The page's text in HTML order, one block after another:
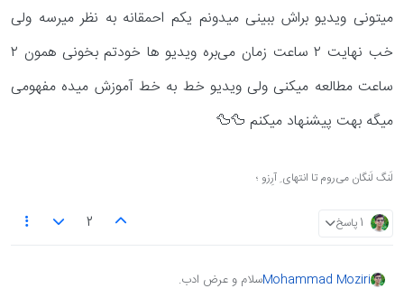
میتونی ویدیو براش ببینی میدونم یکم احمقانه به نظر میرسه ولی
خب نهایت ۲ ساعت زمان می‌بره ویدیو ها خودتم بخونی همون ۲
ساعت مطالعه میکنی ولی ویدیو خط به خط آموزش میده مفهومی
میگه بهت پیشنهاد میکنم 🦆🦆
لَنگ لَنگان می‌روم تا انتهای ِ آرِزو ؛
1 پاسخ 2
Mohammad Moziriسلام و عرض ادب.